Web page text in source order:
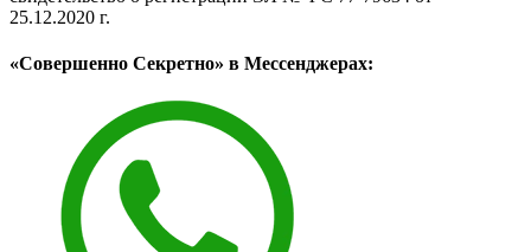
25.12.2020 г.
«Совершенно Секретно» в Мессенджерах: